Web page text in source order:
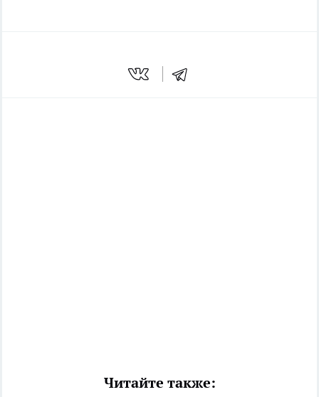
Читайте также: